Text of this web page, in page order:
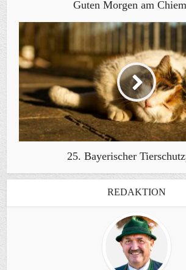
Guten Morgen am
25. Bayerischer
REDAKTION